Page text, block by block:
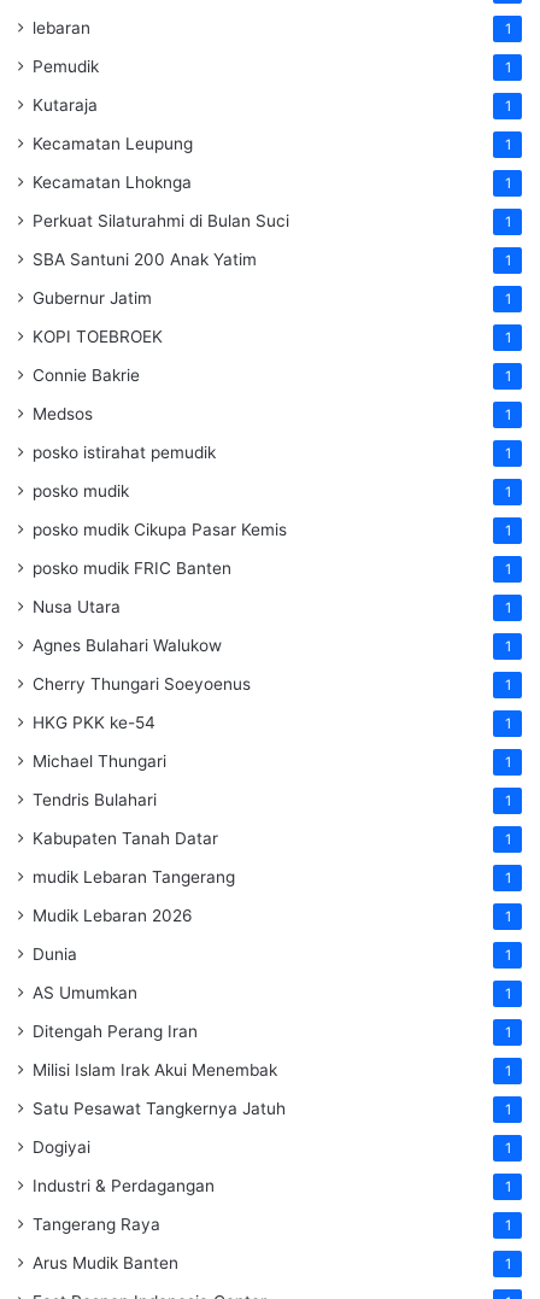
lebaran 1
Pemudik 1
Kutaraja 1
Kecamatan Leupung 1
Kecamatan Lhoknga 1
Perkuat Silaturahmi di Bulan Suci 1
SBA Santuni 200 Anak Yatim 1
Gubernur Jatim 1
KOPI TOEBROEK 1
Connie Bakrie 1
Medsos 1
posko istirahat pemudik 1
posko mudik 1
posko mudik Cikupa Pasar Kemis 1
posko mudik FRIC Banten 1
Nusa Utara 1
Agnes Bulahari Walukow 1
Cherry Thungari Soeyoenus 1
HKG PKK ke-54 1
Michael Thungari 1
Tendris Bulahari 1
Kabupaten Tanah Datar 1
mudik Lebaran Tangerang 1
Mudik Lebaran 2026 1
Dunia 1
AS Umumkan 1
Ditengah Perang Iran 1
Milisi Islam Irak Akui Menembak 1
Satu Pesawat Tangkernya Jatuh 1
Dogiyai 1
Industri & Perdagangan 1
Tangerang Raya 1
Arus Mudik Banten 1